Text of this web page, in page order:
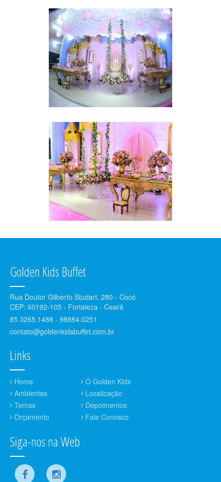
Golden Kids Buffet
Rua Doutor Gilberto Studart, 280 - Cocó
CEP: 60192-105 - Fortaleza - Ceará
85 3265.1488 - 98884.0251
contato@goldenkidsbuffet.com.br
Links
Home
O Golden Kids
Ambientes
Localização
Temas
Depoimentos
Orçamento
Fale Conosco
Siga-nos na Web